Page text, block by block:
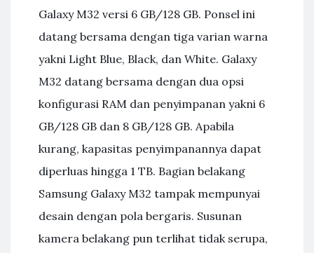
Galaxy M32 versi 6 GB/128 GB. Ponsel ini
datang bersama dengan tiga varian warna
yakni Light Blue, Black, dan White. Galaxy
M32 datang bersama dengan dua opsi
konfigurasi RAM dan penyimpanan yakni 6
GB/128 GB dan 8 GB/128 GB. Apabila
kurang, kapasitas penyimpanannya dapat
diperluas hingga 1 TB. Bagian belakang
Samsung Galaxy M32 tampak mempunyai
desain dengan pola bergaris. Susunan
kamera belakang pun terlihat tidak serupa,